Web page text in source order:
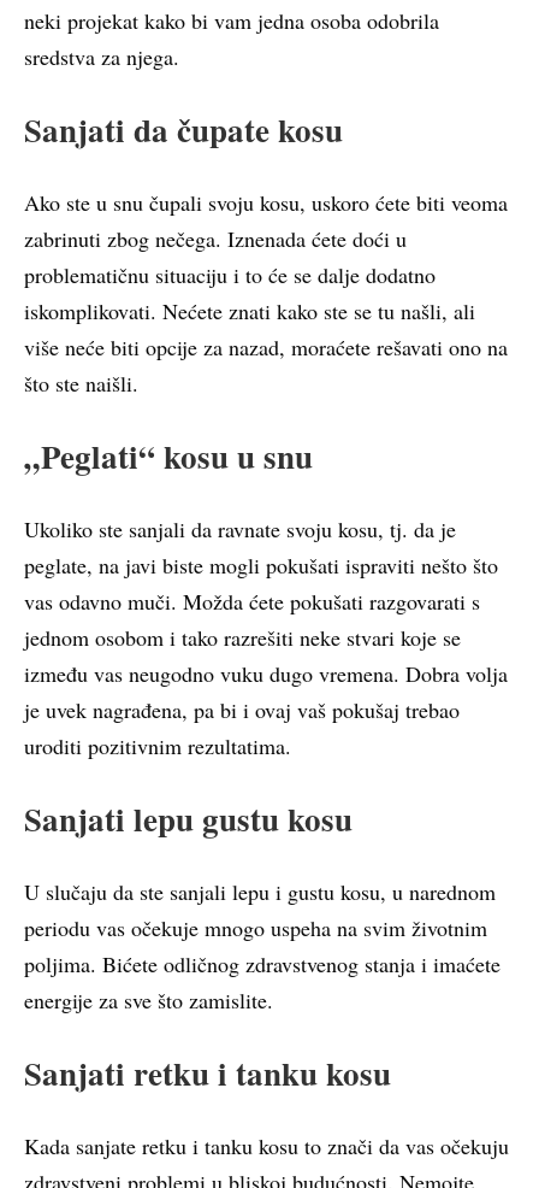
neki projekat kako bi vam jedna osoba odobrila
sredstva za njega.
Sanjati da čupate kosu
Ako ste u snu čupali svoju kosu, uskoro ćete biti veoma
zabrinuti zbog nečega. Iznenada ćete doći u
problematičnu situaciju i to će se dalje dodatno
iskomplikovati. Nećete znati kako ste se tu našli, ali
više neće biti opcije za nazad, moraćete rešavati ono na
što ste naišli.
„Peglati“ kosu u snu
Ukoliko ste sanjali da ravnate svoju kosu, tj. da je
peglate, na javi biste mogli pokušati ispraviti nešto što
vas odavno muči. Možda ćete pokušati razgovarati s
jednom osobom i tako razrešiti neke stvari koje se
između vas neugodno vuku dugo vremena. Dobra volja
je uvek nagrađena, pa bi i ovaj vaš pokušaj trebao
uroditi pozitivnim rezultatima.
Sanjati lepu gustu kosu
U slučaju da ste sanjali lepu i gustu kosu, u narednom
periodu vas očekuje mnogo uspeha na svim životnim
poljima. Bićete odličnog zdravstvenog stanja i imaćete
energije za sve što zamislite.
Sanjati retku i tanku kosu
Kada sanjate retku i tanku kosu to znači da vas očekuju
zdravstveni problemi u bliskoj budućnosti. Nemojte